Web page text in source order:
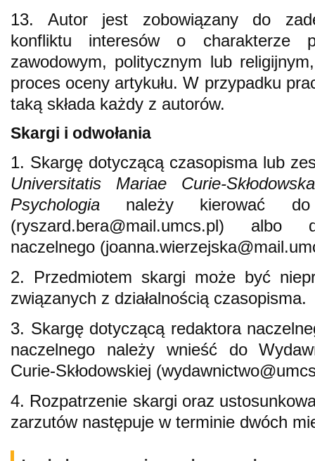
13. Autor jest zobowiązany do
konfliktu interesów o charakterze
zawodowym, politycznym lub
proces oceny artykułu. W przypadku
taką składa każdy z autorów.
Skargi i odwołania
1. Skargę dotyczącą czasopisma lub
Universitatis Mariae Curie-
Psychologia należy kierować do
(ryszard.bera@mail.umcs.pl)
naczelnego
2. Przedmiotem skargi może być
związanych z działalnością czasopisma.
3. Skargę dotyczącą redaktora
naczelnego należy wnieść do
Curie-Skłodowskiej
4. Rozpatrzenie skargi oraz
zarzutów następuje w terminie dwóch